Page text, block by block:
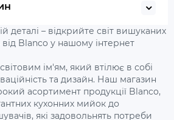
деталі – відкрийте світ вишуканих
Blanco у нашому інтернет
ім'ям, який втілює в собі
та дизайн. Наш магазин
асортимент продукції Blanco,
кухонних мийок до
які задовольнять потреби